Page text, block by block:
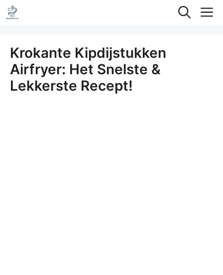
Ga
naar
inhoud
Krokante Kipdijstukken
Airfryer: Het Snelste &
Lekkerste Recept!